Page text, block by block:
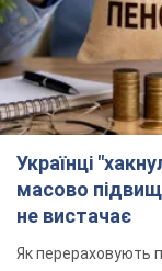
Українці
масово
не вистачає
Як перераховують